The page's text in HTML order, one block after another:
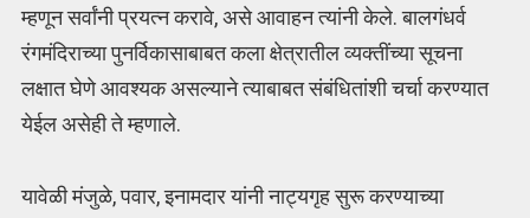
म्हणून सर्वांनी प्रयत्न करावे, असे आवाहन त्यांनी केले. बालगंधर्व
रंगमंदिराच्या पुनर्विकासाबाबत कला क्षेत्रातील व्यक्तींच्या सूचना
लक्षात घेणे आवश्यक असल्याने त्याबाबत संबंधितांशी चर्चा करण्यात
येईल असेही ते म्हणाले.
यावेळी मंजुळे, पवार, इनामदार यांनी नाट्यगृह सुरू करण्याच्या